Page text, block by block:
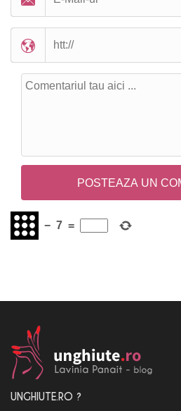
− 7 =
UNGHIUTE.RO ?